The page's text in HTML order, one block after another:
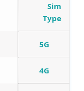
Sim
Type
5G
4G